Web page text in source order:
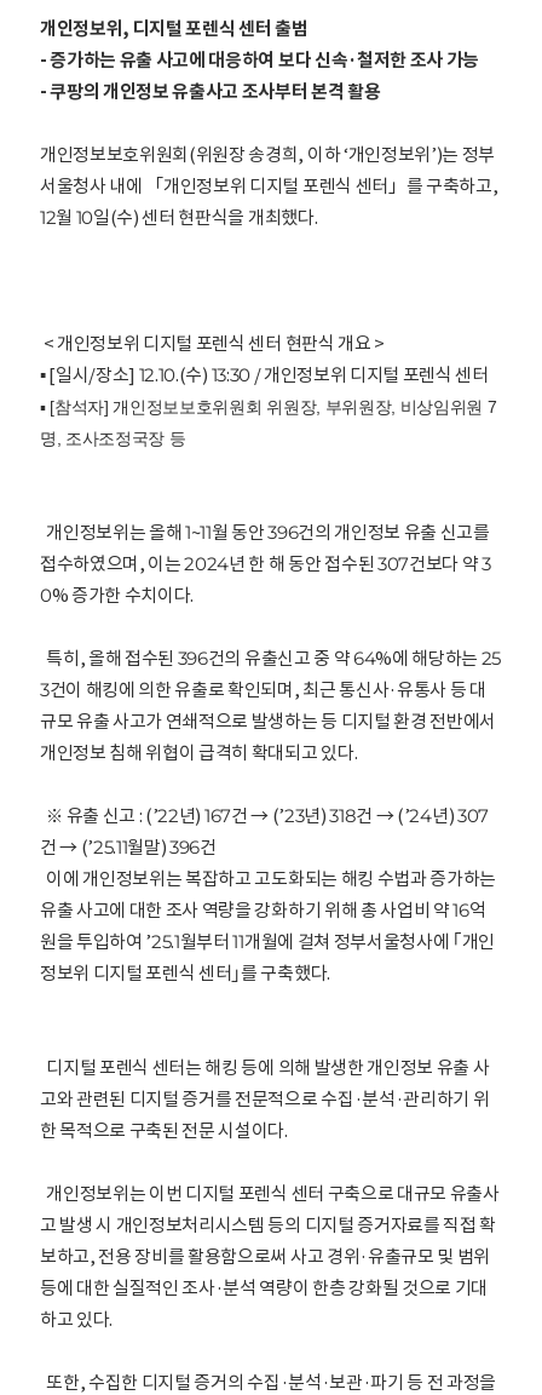
개인정보위, 디지털 포렌식 센터 출범
- 증가하는 유출 사고에 대응하여 보다 신속·철저한 조사 가능
- 쿠팡의 개인정보 유출사고 조사부터 본격 활용
개인정보보호위원회(위원장 송경희, 이하 ‘개인정보위’)는 정부
서울청사 내에 「개인정보위 디지털 포렌식 센터」를 구축하고,
12월 10일(수) 센터 현판식을 개최했다.
< 개인정보위 디지털 포렌식 센터 현판식 개요 >
▪ [일시/장소] 12.10.(수) 13:30 / 개인정보위 디지털 포렌식 센터
▪ [참석자] 개인정보보호위원회 위원장, 부위원장, 비상임위원 7
명, 조사조정국장 등
개인정보위는 올해 1~11월 동안 396건의 개인정보 유출 신고를
접수하였으며, 이는 2024년 한 해 동안 접수된 307건보다 약 3
0% 증가한 수치이다.
특히, 올해 접수된 396건의 유출신고 중 약 64%에 해당하는 25
3건이 해킹에 의한 유출로 확인되며, 최근 통신사·유통사 등 대
규모 유출 사고가 연쇄적으로 발생하는 등 디지털 환경 전반에서
개인정보 침해 위협이 급격히 확대되고 있다.
※ 유출 신고 : (’22년) 167건 → (’23년) 318건 → (’24년) 307
건 → (’25.11월말) 396건
이에 개인정보위는 복잡하고 고도화되는 해킹 수법과 증가하는
유출 사고에 대한 조사 역량을 강화하기 위해 총 사업비 약 16억
원을 투입하여 ’25.1월부터 11개월에 걸쳐 정부서울청사에 ｢개인
정보위 디지털 포렌식 센터｣를 구축했다.
디지털 포렌식 센터는 해킹 등에 의해 발생한 개인정보 유출 사
고와 관련된 디지털 증거를 전문적으로 수집·분석·관리하기 위
한 목적으로 구축된 전문 시설이다.
개인정보위는 이번 디지털 포렌식 센터 구축으로 대규모 유출사
고 발생 시 개인정보처리시스템 등의 디지털 증거자료를 직접 확
보하고, 전용 장비를 활용함으로써 사고 경위·유출규모 및 범위
등에 대한 실질적인 조사·분석 역량이 한층 강화될 것으로 기대
하고 있다.
또한, 수집한 디지털 증거의 수집·분석·보관·파기 등 전 과정을